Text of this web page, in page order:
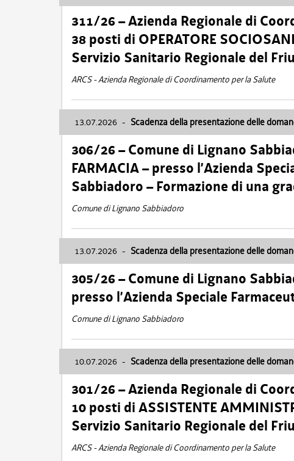
311/26 – Azienda Regionale di
38 posti di OPERATORE
Servizio Sanitario Regionale del
ARCS - Azienda Regionale di Coordinamento per la Salute
13.07.2026 - Scadenza della presentazione delle
306/26 – Comune di Lignano
FARMACIA – presso l’Azienda
Sabbiadoro – Formazione di una
Comune di Lignano Sabbiadoro
13.07.2026 - Scadenza della presentazione delle
305/26 – Comune di Lignano
presso l’Azienda Speciale
Comune di Lignano Sabbiadoro
10.07.2026 - Scadenza della presentazione delle
301/26 – Azienda Regionale di
10 posti di ASSISTENTE
Servizio Sanitario Regionale del
ARCS - Azienda Regionale di Coordinamento per la Salute